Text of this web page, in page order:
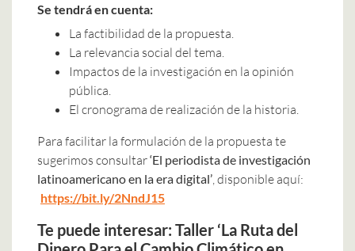
Se tendrá en cuenta:
La factibilidad de la propuesta.
La relevancia social del tema.
Impactos de la investigación en la opinión
pública.
El cronograma de realización de la historia.
Para facilitar la formulación de la propuesta te
sugerimos consultar‘El periodista de investigación
latinoamericano en la era digital’ , disponible aquí:
https://bit.ly/2NndJ15
Te puede interesar: Taller ‘La Ruta del